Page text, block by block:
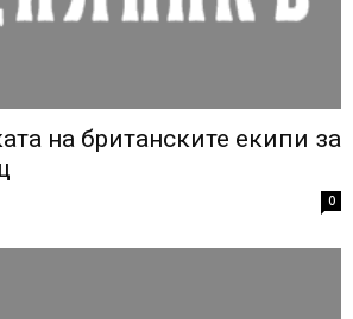
на британските екипи за
0